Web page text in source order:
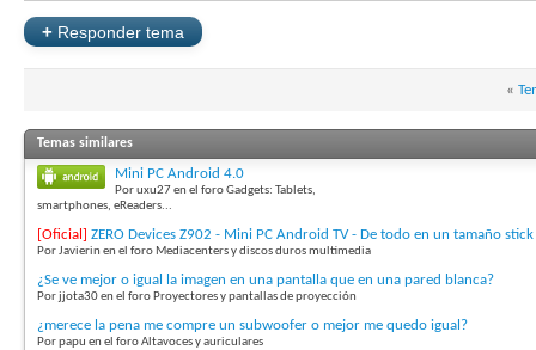
+ Responder tema
«
Temas similares
Mini PC Android 4.0
Por uxu27 en el foro Gadgets: Tablets,
smartphones, eReaders...
[Oficial] ZERO Devices Z902 - Mini PC Android TV - De todo en un tamaño
Por Javierin en el foro Mediacenters y discos duros multimedia
¿Se ve mejor o igual la imagen en una pantalla que en una pared blanca?
Por jjota30 en el foro Proyectores y pantallas de proyección
¿merece la pena me compre un subwoofer o mejor me quedo igual?
Por papu en el foro Altavoces y auriculares